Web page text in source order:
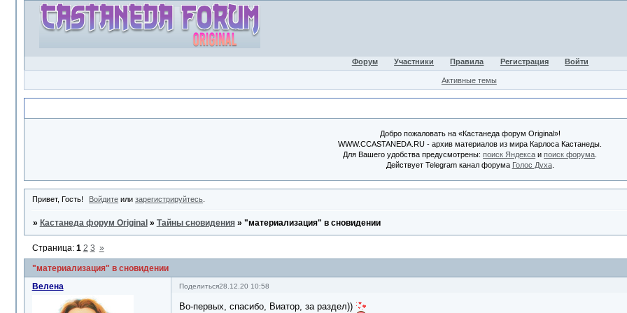
Форум Участники Правила Регистрация Войти
Активные темы
Добро пожаловать на «Кастанеда форум Original»!
WWW.CCASTANEDA.RU - архив материалов из мира Карлоса Кастанеды.
Для Вашего удобства предусмотрены:поиск Яндекса ипоиск форума
Действует Telegram канал форума Голос Духа.
Привет, Гость! Войдите илизарегистрируйтесь
» Кастанеда форум Original » Тайны сновидения » "материализация" в сновидении
"материализация" в сновидении
Страница: 1 2 3 »
Поделиться28.12.20 10:58
Велена
Во-первых, спасибо, Виатор, за раздел))